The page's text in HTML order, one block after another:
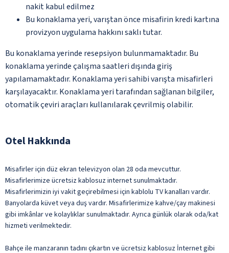
nakit kabul edilmez
Bu konaklama yeri, varıştan önce misafirin kredi kartına
provizyon uygulama hakkını saklı tutar.
Bu konaklama yerinde resepsiyon bulunmamaktadır. Bu
konaklama yerinde çalışma saatleri dışında giriş
yapılamamaktadır. Konaklama yeri sahibi varışta misafirleri
karşılayacaktır. Konaklama yeri tarafından sağlanan bilgiler,
otomatik çeviri araçları kullanılarak çevrilmiş olabilir.
Otel Hakkında
Misafirler için düz ekran televizyon olan 28 oda mevcuttur.
Misafirlerimize ücretsiz kablosuz internet sunulmaktadır.
Misafirlerimizin iyi vakit geçirebilmesi için kablolu TV kanalları vardır.
Banyolarda küvet veya duş vardır. Misafirlerimize kahve/çay makinesi
gibi imkânlar ve kolaylıklar sunulmaktadır. Ayrıca günlük olarak oda/kat
hizmeti verilmektedir.
Bahçe ile manzaranın tadını çıkartın ve ücretsiz kablosuz İnternet gibi